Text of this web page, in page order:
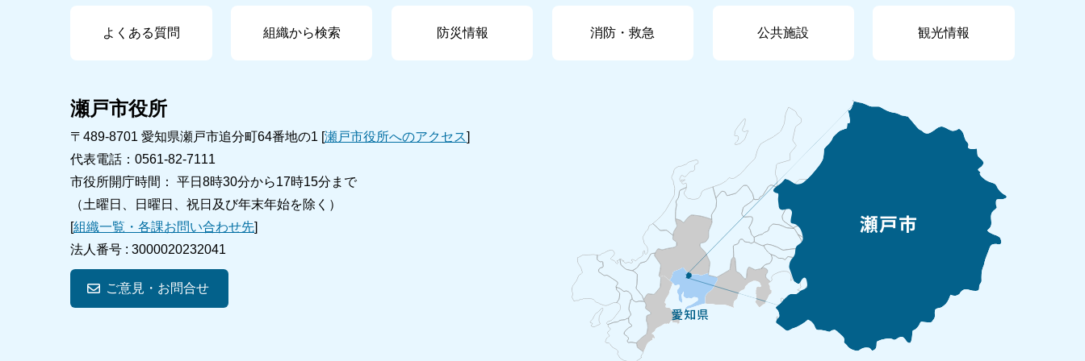
よくある質問 組織から検索 防災情報 消防・救急 公共施設 観光情報
瀬戸市役所
〒489-8701 愛知県瀬戸市追分町64番地の1 [瀬戸市役所へのアクセス]
代表電話：0561-82-7111
市役所開庁時間： 平日8時30分から17時15分まで
（土曜日、日曜日、祝日及び年末年始を除く）
[組織一覧・各課お問い合わせ先]
法人番号 : 3000020232041
ご意見・お問合せ